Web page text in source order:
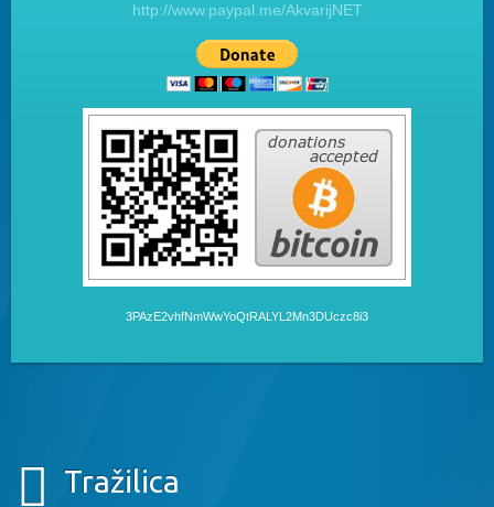
http://www.paypal.me/AkvarijNET
3PAzE2vhfNmWwYoQtRALYL2Mn3DUczc8i3
Tražilica